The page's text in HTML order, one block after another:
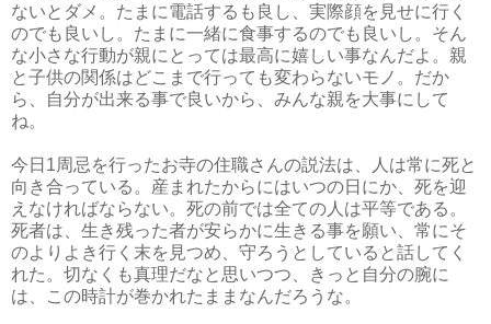
ないとダメ。たまに電話するも良し、実際顔を見せに行く
のでも良いし。たまに一緒に食事するのでも良いし。そん
な小さな行動が親にとっては最高に嬉しい事なんだよ。親
と子供の関係はどこまで行っても変わらないモノ。だか
ら、自分が出来る事で良いから、みんな親を大事にして
ね。
今日1周忌を行ったお寺の住職さんの説法は、人は常に死と
向き合っている。産まれたからにはいつの日にか、死を迎
えなければならない。死の前では全ての人は平等である。
死者は、生き残った者が安らかに生きる事を願い、常にそ
のよりよき行く末を見つめ、守ろうとしていると話してく
れた。切なくも真理だなと思いつつ、きっと自分の腕に
は、この時計が巻かれたままなんだろうな。